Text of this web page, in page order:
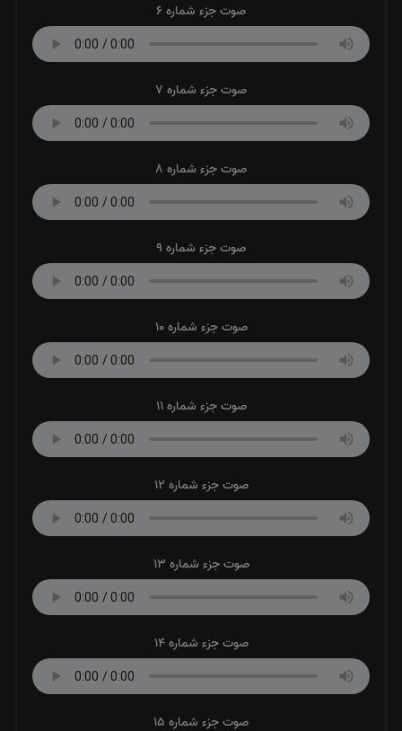
صوت جزء شماره 6
صوت جزء شماره 7
صوت جزء شماره 8
صوت جزء شماره 9
صوت جزء شماره 10
صوت جزء شماره 11
صوت جزء شماره 12
صوت جزء شماره 13
صوت جزء شماره 14
صوت جزء شماره 15